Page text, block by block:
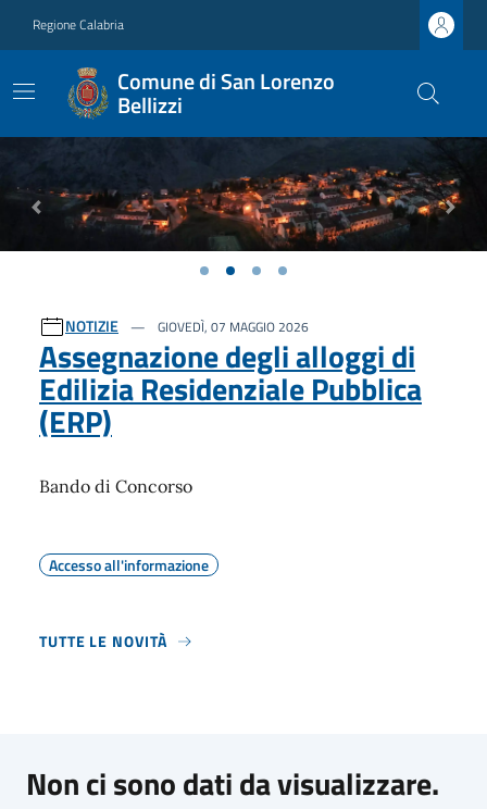
Regione Calabria
Comune di San Lorenzo
Bellizzi
Previous Next
Ultime notizie
NOTIZIE GIOVEDÌ, 07 MAGGIO 2026
Assegnazione degli alloggi di
Edilizia Residenziale Pubblica
(ERP)
Bando di Concorso
Accesso all'informazione
TUTTE LE NOVITÀ
Non ci sono dati da visualizzare.